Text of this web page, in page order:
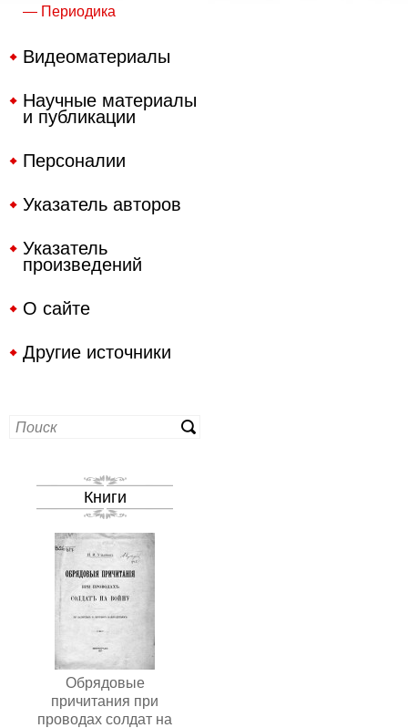
— Периодика
Видеоматериалы
Научные материалы
и публикации
Персоналии
Указатель авторов
Указатель
произведений
О сайте
Другие источники
Книги
Обрядовые
причитания при
проводах солдат на